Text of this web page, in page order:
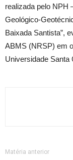
realizada pelo NPH
Geológico-
Baixada Santista”,
ABMS (NRSP) em
Universidade Santa
Matéria anterior